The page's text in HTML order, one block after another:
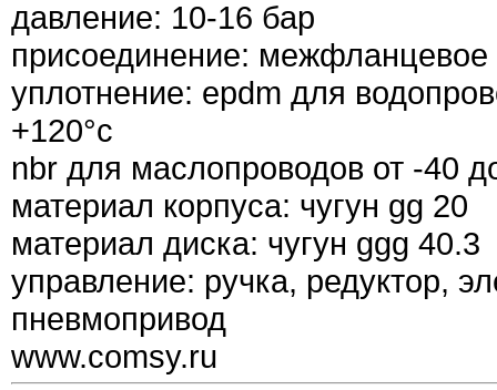
давление: 10-16 бар
присоединение: межфланцевое
уплотнение: epdm для
+120°с
nbr для маслопроводов от -40
материал корпуса: чугун gg 20
материал диска: чугун ggg 40.3
управление: ручка, редуктор,
пневмопривод
www.comsy.ru